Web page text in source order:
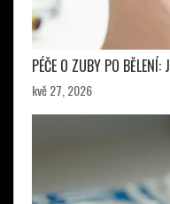
PÉČE O ZUBY PO BĚLENÍ:
kvě 27, 2026